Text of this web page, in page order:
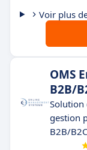
Voir plus
OMS
B2B/
Solution
gestion
B2B/B2C